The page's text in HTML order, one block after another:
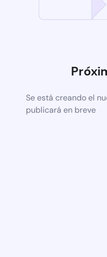
Se está creando el
publicará en breve